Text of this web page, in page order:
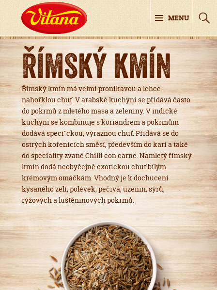
MENU
Římský kmín
Římský kmín má velmi pronikavou a lehce
nahořklou chuť. V arabské kuchyni se přidává často
do pokrmů z mletého masa a zeleniny. V indické
kuchyni se kombinuje s koriandrem a pokrmům
dodává speci˹ckou, výraznou chuť. Přidává se do
ostrých kořenících směsí, především do kari a také
do speciality zvané Chilli con carne. Namletý římský
kmín dodá neobyčejně exotickou chuť bílým
krémovým omáčkám. Vhodný je k dochucení
kysaného zelí, polévek, pečiva, uzenin, sýrů,
rýžových a luštěninových pokrmů.